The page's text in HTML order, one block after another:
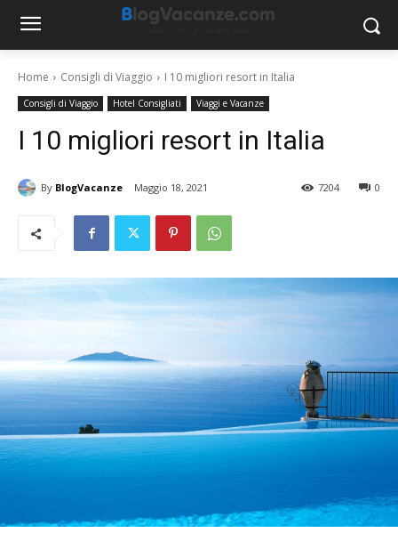
Home Consigli di Viaggio I 10 migliori resort in Italia
Consigli di Viaggio Hotel Consigliati Viaggi e Vacanze
I 10 migliori resort in Italia
By BlogVacanze Maggio 18, 2021 0
7204